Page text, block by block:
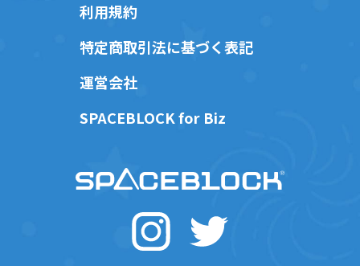
利用規約
特定商取引法に基づく表記
運営会社
SPACEBLOCK for Biz